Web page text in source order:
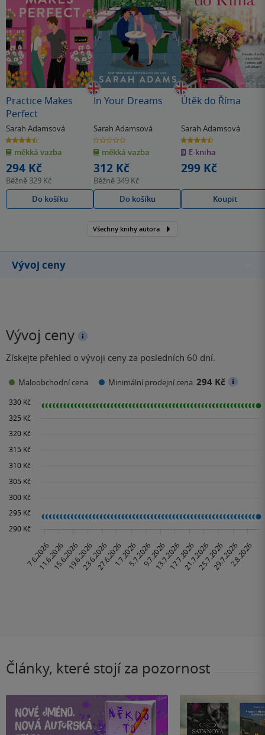
Practice Makes
Perfect
Sarah Adamsová
4.5
z
5
hvězdiček
měkká vazba
294 Kč
Běžně 329 Kč
Do košíku
In Your Dreams
Sarah Adamsová
0.0
z
5
hvězdiček
měkká vazba
312 Kč
Běžně 349 Kč
Do košíku
Útěk do Říma
Sarah Adamsová
4.4
z
5
hvězdiček
E-kniha
299 Kč
Koupit
Všechny knihy autora
Vývoj ceny
Vývoj ceny
Získejte přehled o vývoji ceny za posledních 60 dní.
Maloobchodní cena Minimální prodejní cena:294 Kč
Články, které stojí za pozornost